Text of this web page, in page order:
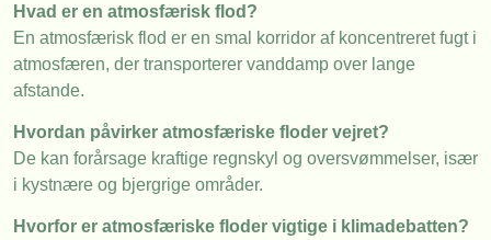
Hvad er en atmosfærisk flod?
En atmosfærisk flod er en smal korridor af koncentreret fugt i
atmosfæren, der transporterer vanddamp over lange
afstande.
Hvordan påvirker atmosfæriske floder vejret?
De kan forårsage kraftige regnskyl og oversvømmelser, især
i kystnære og bjergrige områder.
Hvorfor er atmosfæriske floder vigtige i klimadebatten?